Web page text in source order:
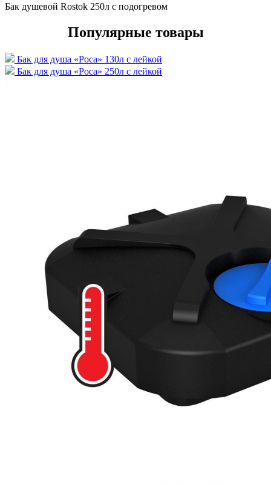
Бак душевой Rostok 250л с подогревом
Популярные товары
Бак для душа «Роса» 130л с лейкой
Бак для душа «Роса» 250л с лейкой